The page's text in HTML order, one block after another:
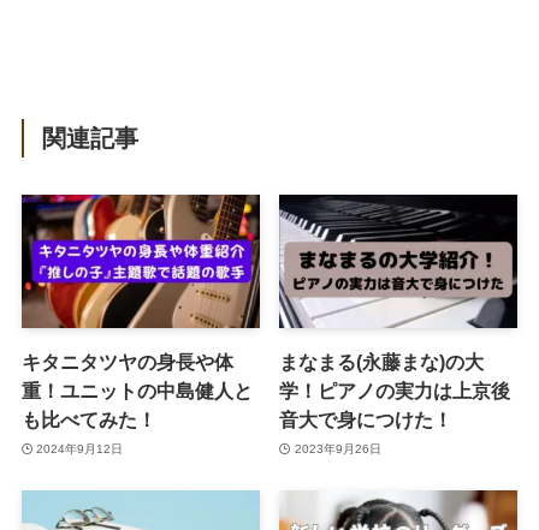
関連記事
キタニタツヤの身長や体
重！ユニットの中島健人と
も比べてみた！
2024年9月12日
まなまる(永藤まな)の大
学！ピアノの実力は上京後
音大で身につけた！
2023年9月26日